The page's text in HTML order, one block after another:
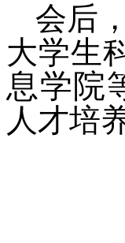
会后，
大学生
息学院
人才培